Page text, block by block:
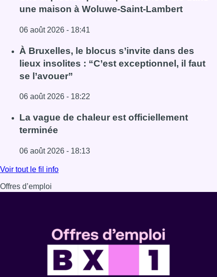
une maison à Woluwe-Saint-Lambert
06 août 2026 - 18:41
Lire l'article Une explosion provoque un incendie dans
À Bruxelles, le blocus s’invite dans des
lieux insolites : “C’est exceptionnel, il faut
se l’avouer”
06 août 2026 - 18:22
Lire l'article À Bruxelles, le blocus s’invite dans des lieux
La vague de chaleur est officiellement
terminée
06 août 2026 - 18:13
Lire l'article La vague de chaleur est officiellement
Voir tout le fil info
Offres d’emploi